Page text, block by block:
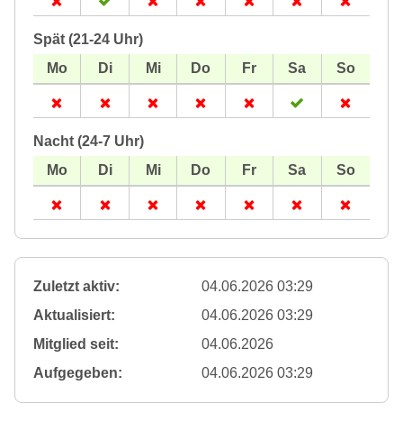
Spät (21-24 Uhr)
Nacht (24-7 Uhr)
Zuletzt aktiv:
04.06.2026 03:29
Aktualisiert:
04.06.2026 03:29
Mitglied seit:
04.06.2026
Aufgegeben:
04.06.2026 03:29